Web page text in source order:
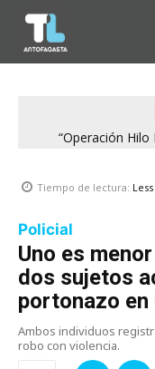
“Operación Hilo
Tiempo de lectura:
Policial
Uno es
dos sujetos
portonazo en
Ambos individuos
robo con violencia.